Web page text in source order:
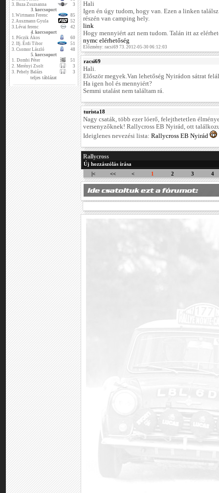
3. Buza Zsuzsanna
3
3. korcsoport
1.Wirtmann Ferenc
85
2.Auszmann Gyula
52
3.Lévai ferenc
42
4. korcsoport
1. Póczik Ákos
60
2. Ifj. Érdi Tibor
51
3. Csomor László
48
5. korcsoport
1. Dombi Péter
51
2. Merényi Zsolt
3
3. Pehely Balázs 3
teljes táblázat
Hali
Igen én úgy tudom, hogy van. Ezen a linken
részén van camping hely.
link
Hogy mennyiért azt nem tudom. Talán itt az
nymc elérhetőség
Előzmény: racsi69 73. 2012-05-30 06:12:03
racsi69
Hali.
Először megyek.Van lehetőség Nyirádon sátrat
Ha igen hol és mennyiért?
Semmi utalást nem találtam rá.
turista18
Nagy csaták, több ezer lóerő, felejthetetlen
versenyzőknek! Rallycross EB Nyirád, ott
Ideiglenes nevezési lista: Rallycross EB Nyirád
Rallycross
Új hozzászólás írása
|<
<< < 1 2 3 4